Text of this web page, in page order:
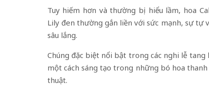
Tuy hiếm hơn và thường bị hiểu lầm, hoa
Lily đen thường gắn liền với sức mạnh, sự tự
sâu lắng.
Chúng đặc biệt nổi bật trong các nghi lễ
một cách sáng tạo trong những bó hoa
thuật.